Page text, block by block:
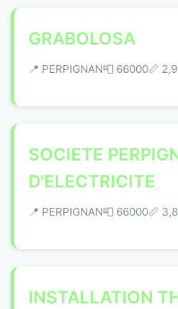
GRABOLOSA
📍 PERPIGNAN📮 66000📏
SOCIETE
D'ELECTRICITE
📍 PERPIGNAN📮 66000📏
INSTALLATION